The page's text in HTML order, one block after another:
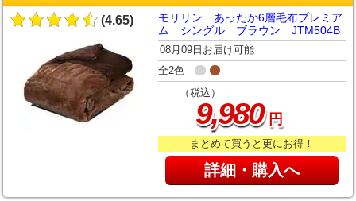
(4.65)
モリリン あったか6層毛布プレミア
ム シングル ブラウン JTM504B
08月09日お届け可能
全2色
（税込）
9,980円
まとめて買うと更にお得！
詳細・購入へ